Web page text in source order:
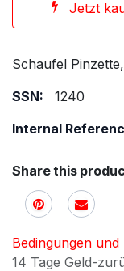
Jetzt
Schaufel
SSN:
1240
Internal
Share this
Bedingungen und
14 Tage Geld-